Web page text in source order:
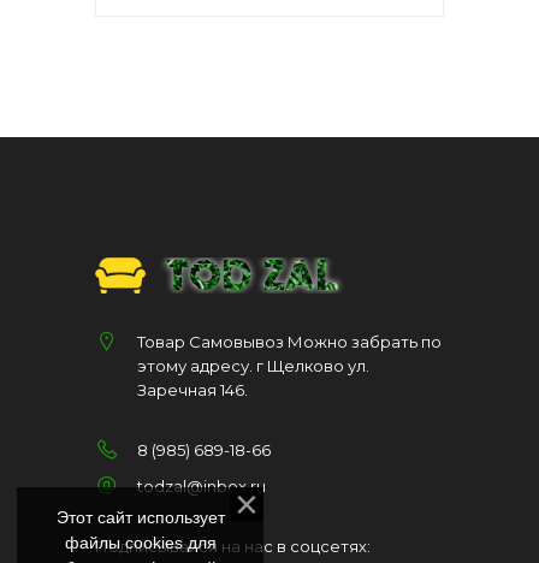
Товар Самовывоз Можно забрать по
этому адресу. г Щелково ул.
Заречная 146.
8 (985) 689-18-66
todzal@inbox.ru
Подписывайся на нас в соцсетях:
Этот сайт использует
файлы cookies для